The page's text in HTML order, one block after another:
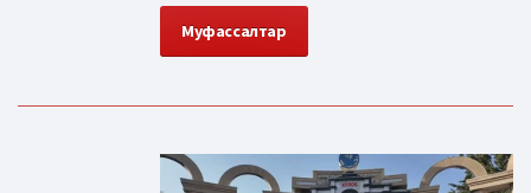
Муфассалтар